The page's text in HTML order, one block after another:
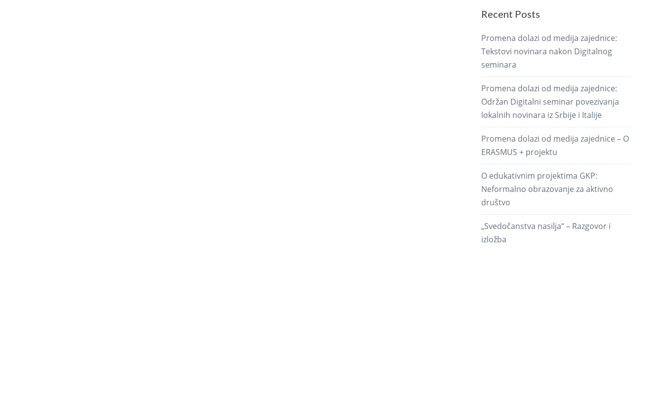
Recent Posts
Promena dolazi od medija zajednice:
Tekstovi novinara nakon Digitalnog
seminara
Promena dolazi od medija zajednice:
Održan Digitalni seminar povezivanja
lokalnih novinara iz Srbije i Italije
Promena dolazi od medija zajednice – O
ERASMUS + projektu
O edukativnim projektima GKP:
Neformalno obrazovanje za aktivno
društvo
„Svedočanstva nasilja“ – Razgovor i
izložba